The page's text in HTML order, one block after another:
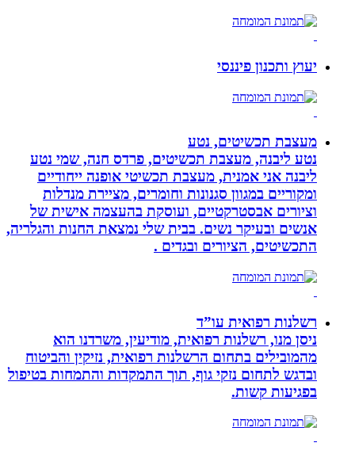
יעוץ ותכנון פיננסי
מעצבת תכשיטים, נטע
נטע ליבנה, מעצבת תכשיטים, פרדס חנה, שמי נטע
ליבנה אני אמנית, מעצבת תכשיטי אופנה ייחודיים
ומקוריים במגוון סגנונות וחומרים, מציירת מנדלות
וציורים אבסטרקטיים, ועוסקת בהעצמה אישית של
אנשים ובעיקר נשים. בבית שלי נמצאת החנות והגלריה,
התכשיטים, הציורים ובגדים .
רשלנות רפואית עו”ד
ניסן מנו, רשלנות רפואית, מודיעין, משרדנו הוא
מהמובילים בתחום הרשלנות רפואית, נזיקין והביטוח
ובדגש לתחום נזקי גוף, תוך התמקדות והתמחות בטיפול
בפגיעות קשות.